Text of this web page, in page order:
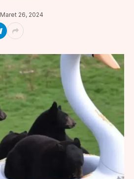
Maret 26, 2024